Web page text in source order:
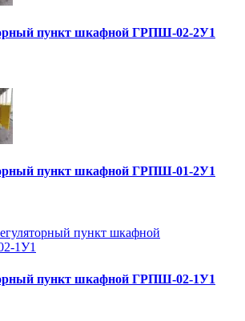
пункт шкафной ГРПШ-02-2У1
пункт шкафной ГРПШ-01-2У1
пункт шкафной ГРПШ-02-1У1